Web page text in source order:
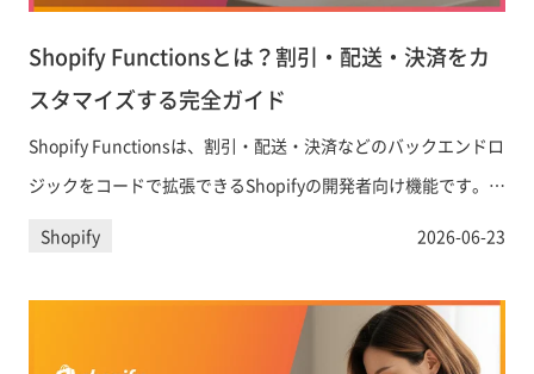
Shopify Functionsとは？割引・配送・決済をカ
スタマイズする完全ガイド
Shopify Functionsは、割引・配送・決済などのバックエンドロ
ジックをコードで拡張できるShopifyの開発者向け機能です。
Shopify Scriptsの後継として2026年6月末に完全移行期限を迎
解説します。
Shopify 2026-06-23